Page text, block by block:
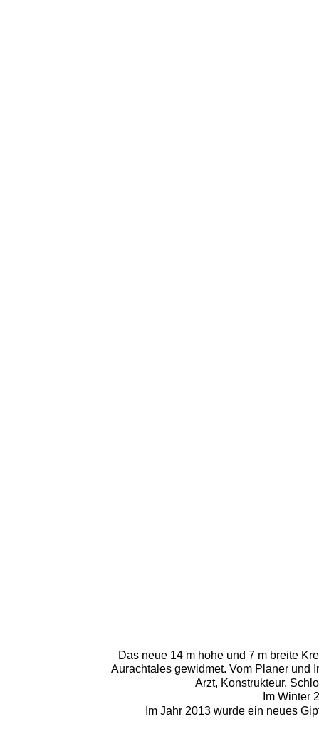
Das neue 14 m hohe und 7 m breite
Aurachtales gewidmet. Vom Planer und
Arzt, Konstrukteur,
Im Winter
Im Jahr 2013 wurde ein neues